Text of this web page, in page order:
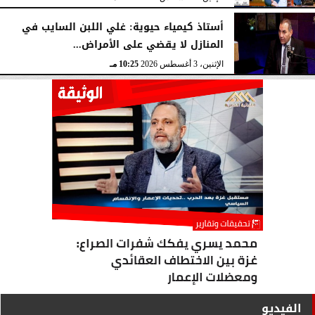
أستاذ كيمياء حيوية: غلي اللبن السايب في
المنازل لا يقضي على الأمراض...
الإثنين، 3 أغسطس 2026 10:25 مـ
الفيديو